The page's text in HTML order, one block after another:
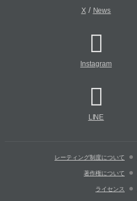
X/ News
Instagram
LINE
レーティング制度について
著作権について
ライセンス